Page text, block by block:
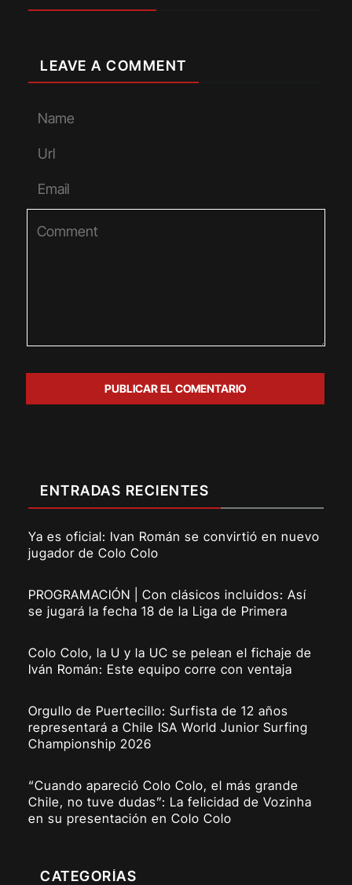
LEAVE A COMMENT
ENTRADAS RECIENTES
Ya es oficial: Ivan Román se convirtió en nuevo
jugador de Colo Colo
PROGRAMACIÓN | Con clásicos incluidos: Así
se jugará la fecha 18 de la Liga de Primera
Colo Colo, la U y la UC se pelean el fichaje de
Iván Román: Este equipo corre con ventaja
Orgullo de Puertecillo: Surfista de 12 años
representará a Chile ISA World Junior Surfing
Championship 2026
“Cuando apareció Colo Colo, el más grande
Chile, no tuve dudas”: La felicidad de Vozinha
en su presentación en Colo Colo
CATEGORÍAS